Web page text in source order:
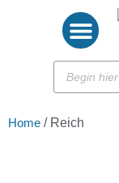
Home / Reich